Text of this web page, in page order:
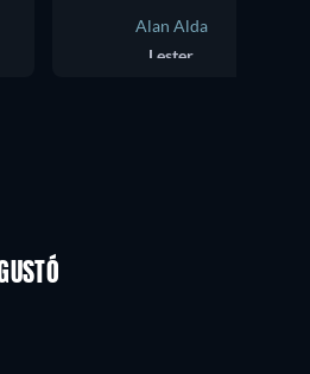
Alan Alda
Lester